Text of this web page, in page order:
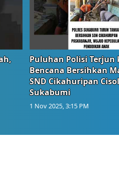
Puluhan Polisi Terjun
Bencana Bersihkan
SND Cikahuripan
Sukabumi
1 Nov 2025, 3:15 PM